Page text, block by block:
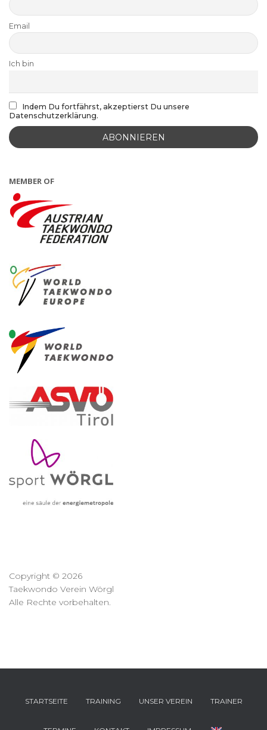
Email
Ich bin
Indem Du fortfährst, akzeptierst Du unsere
Datenschutzerklärung.
MEMBER OF
Copyright © 2026
Taekwondo Verein Wörgl
Alle Rechte vorbehalten.
STARTSEITE TRAINING UNSER VEREIN TRAINER